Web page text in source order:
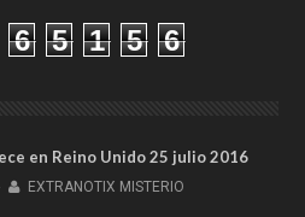
6 5 1 5 6
en Reino Unido 25 julio 2016
EXTRANOTIX MISTERIO